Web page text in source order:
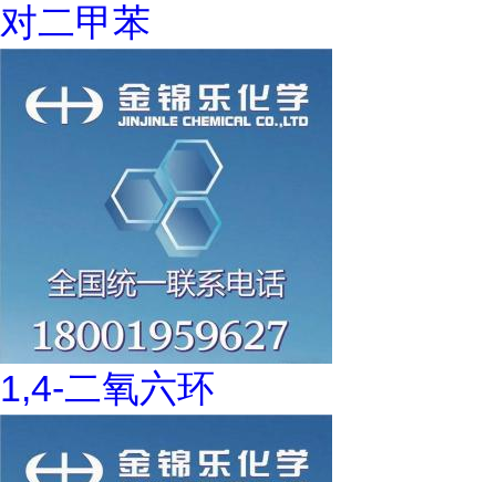
对二甲苯
1,4-二氧六环